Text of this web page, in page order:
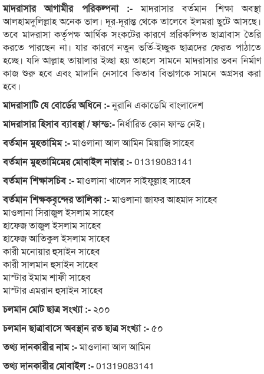
মাদরাসার আগামীর পরিকল্পনা :-মাদরাসার বর্তমান শিক্ষা অবস্থা
আলহামদুলিল্লাহ অনেক ভাল। দূর-দূরান্ত থেকে তালেবে ইলমরা ছুটে আসছে।
তবে মাদরাসা কর্তৃপক্ষ আর্থিক সংকটের কারণে প্ররিকল্পিত ছাত্রাবাস তৈরি
করতে পারছেন না। যার কারণে নতুন ভর্তি-ইচ্ছুক ছাত্রদের ফেরত পাঠাতে
হচ্ছে। যদি আল্লাহ তায়ালার ইচ্ছা হয় তাহলে সামনে মাদরাসার ভবন নির্মাণ
কাজ শুরু হবে এবং মাদানি নেসাবে কিতাব বিভাগকে সামনে অগ্রসর করা
হবে।
মাদরাসাটি যে বোর্ডের অধিনে :-নুরানি একাডেমি বাংলাদেশ
মাদরাসার হিসাব ব্যাবস্থা / ফান্ড:-নির্ধারিত কোন ফান্ড নেই।
বর্তমান মুহতামিম :-মাওলানা আল আমিন মিয়াজি সাহেব
বর্তমান মুহতামিমের মোবাইল নাম্বার :-01319083141
বর্তমান শিক্ষাসচিব :-মাওলানা খালেদ সাইফুল্লাহ সাহেব
বর্তমান শিক্ষকবৃন্দের তালিকা :-মাওলানা জাফর আহমাদ সাহেব
মাওলানা সিরাজুল ইসলাম সাহেব
হাফেজ তাজুল ইসলাম সাহেব
হাফেজ আতিকুল ইসলাম সাহেব
কারী মনোয়ার হুসাইন সাহেব
কারী সালমান হুসাইন সাহেব
মাস্টার ইমাম শাফী সাহেব
মাস্টার এমরান হুসাইন সাহেব
চলমান মোট ছাত্র সংখ্যা :- ২০০
চলমান ছাত্রাবাসে অবস্থান রত ছাত্র সংখ্যা :-৫০
তথ্য দানকারীর নাম :-মাওলানা আল আমিন
তথ্য দানকারীর মোবাইল :-01319083141